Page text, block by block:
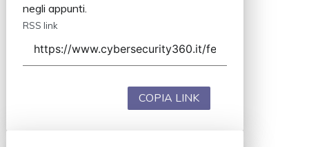
negli appunti.
RSS link
COPIA LINK